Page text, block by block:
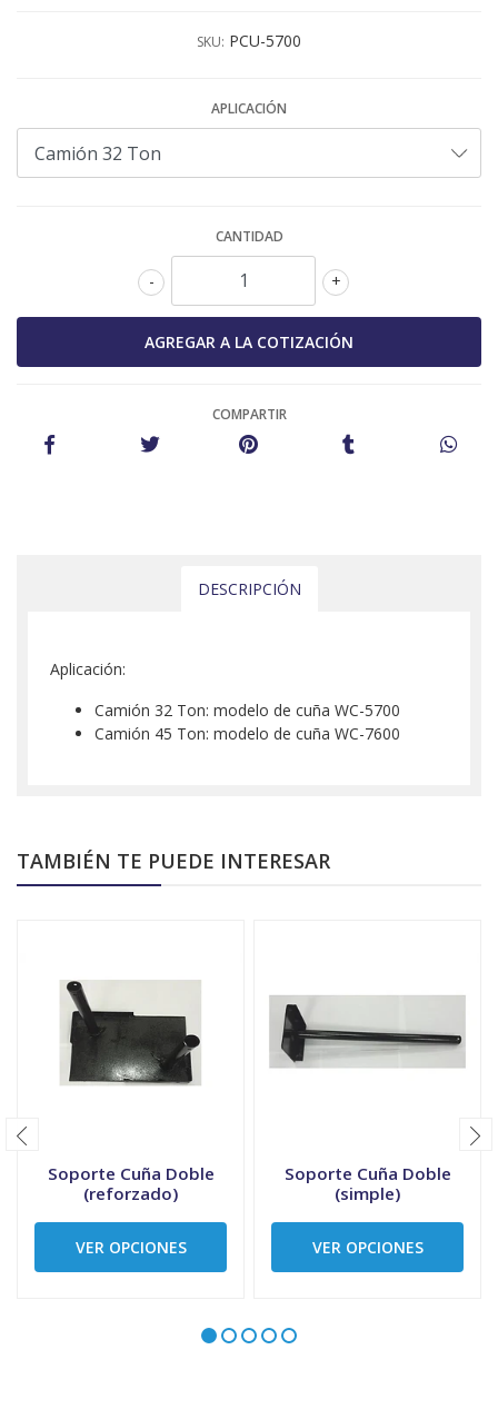
SKU: PCU-5700
APLICACIÓN
CANTIDAD
+
-
COMPARTIR
DESCRIPCIÓN
Aplicación:
Camión 32 Ton: modelo de cuña WC-5700
Camión 45 Ton: modelo de cuña WC-7600
TAMBIÉN TE PUEDE INTERESAR
Soporte Cuña Doble
(reforzado)
VER OPCIONES
Soporte Cuña Doble
(simple)
VER OPCIONES